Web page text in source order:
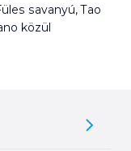
savanyú, Tao
közül